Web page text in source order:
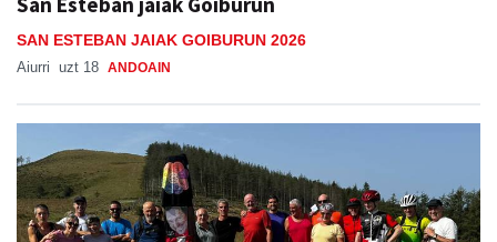
SAN ESTEBAN JAIAK GOIBURUN 2026
Aiurri uzt 18 ANDOAIN